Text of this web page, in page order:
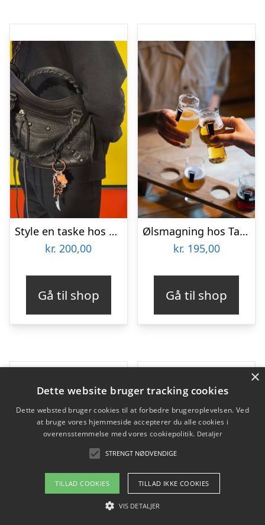
Style en taske hos Kreativoli
kr. 200,00
Gå til shop
Ølsmagning hos Taphouse
kr. 195,00
Gå til shop
×
Dette website bruger tracking cookies
Dette websted bruger cookies til at forbedre brugeroplevelsen. Ved
at bruge vores hjemmeside accepterer du alle cookies i
overensstemmelse med vores cookiepolitik. Detaljer
STRENGT NØDVENDIGE
TILLAD COOKIES TILLAD IKKE COOKIES
VIS DETALJER